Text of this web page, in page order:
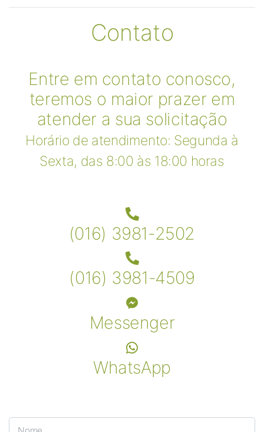
Contato
Entre em contato conosco,
teremos o maior prazer em
atender a sua solicitação
Horário de atendimento: Segunda à
Sexta, das 8:00 às 18:00 horas
(016) 3981-2502
(016) 3981-4509
Messenger
WhatsApp